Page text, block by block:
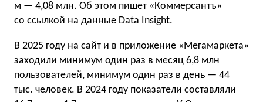
м — 4,08 млн. Об этом пишет «Коммерсантъ»
со ссылкой на данные Data Insight.
В 2025 году на сайт и в приложение «Мегамаркета»
заходили минимум один раз в месяц 6,8 млн
пользователей, минимум один раз в день — 44
тыс. человек. В 2024 году показатели составляли